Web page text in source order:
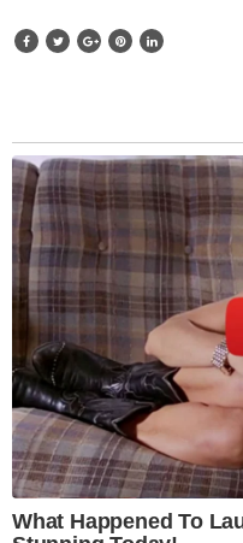
What Happened To